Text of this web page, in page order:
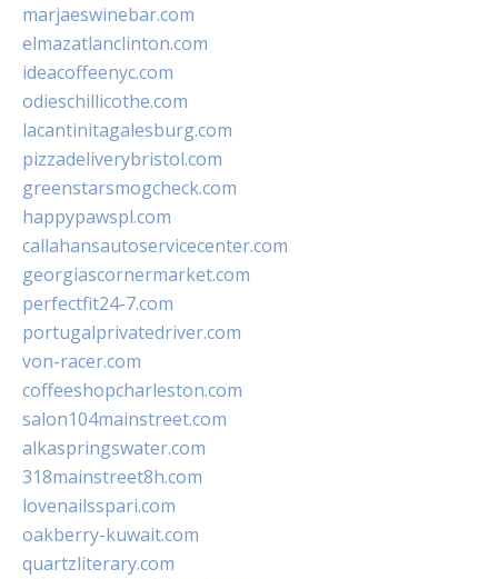
marjaeswinebar.com
elmazatlanclinton.com
ideacoffeenyc.com
odieschillicothe.com
lacantinitagalesburg.com
pizzadeliverybristol.com
greenstarsmogcheck.com
happypawspl.com
callahansautoservicecenter.com
georgiascornermarket.com
perfectfit24-7.com
portugalprivatedriver.com
von-racer.com
coffeeshopcharleston.com
salon104mainstreet.com
alkaspringswater.com
318mainstreet8h.com
lovenailsspari.com
oakberry-kuwait.com
quartzliterary.com